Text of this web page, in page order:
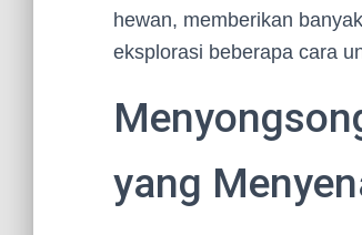
hewan, memberikan
eksplorasi beberapa cara
yang